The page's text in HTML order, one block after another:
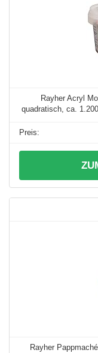
Rayher Acryl
quadratisch, ca.
Rayher